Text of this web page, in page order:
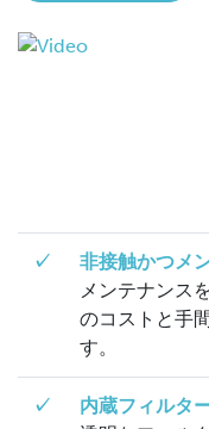
✓
非接触かつメ
メンテナンス
のコストと手
す。
✓
内蔵フィルタ